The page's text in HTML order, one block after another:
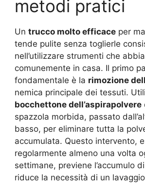
metodi pratici
Un trucco molto efficace per
tende pulite senza toglierle
nell’utilizzare strumenti che
comunemente in casa. Il primo
fondamentale è la rimozione
nemica principale dei tessuti.
bocchettone dell’aspirapolvere
spazzola morbida, passato
basso, per eliminare tutta la
accumulata. Questo intervento,
regolarmente almeno una volta
settimane, previene l’accumulo
riduce la necessità di un